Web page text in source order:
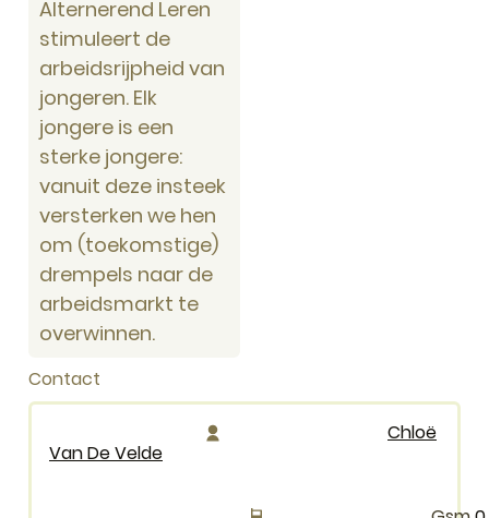
Alternerend Leren
stimuleert de
arbeidsrijpheid van
jongeren. Elk
jongere is een
sterke jongere:
vanuit deze insteek
versterken we hen
om (toekomstige)
drempels naar de
arbeidsmarkt te
overwinnen.
Contact
Chloë
Van De Velde